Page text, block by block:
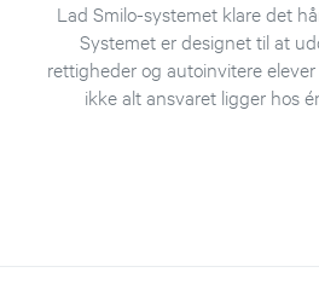
Lad Smilo-systemet klare det
Systemet er designet til at
rettigheder og autoinvitere elever
ikke alt ansvaret ligger hos